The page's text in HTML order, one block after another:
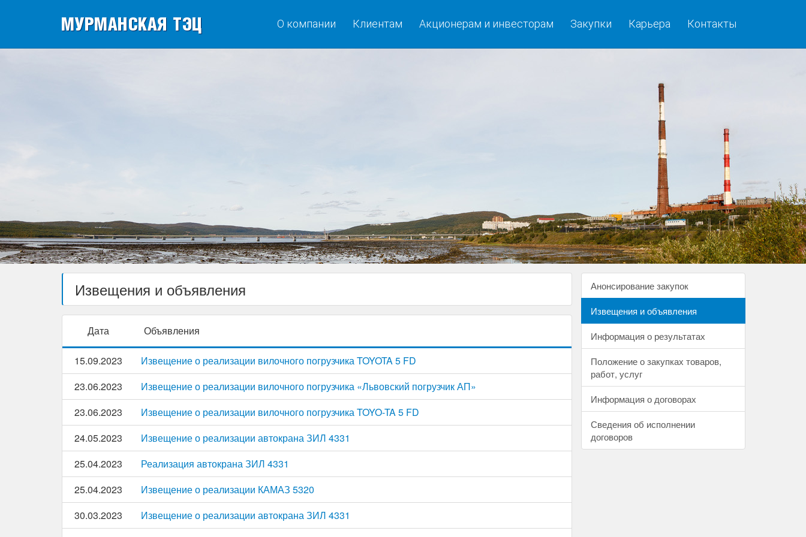
МУРМАНСКАЯ ТЭЦ О компании Клиентам Акционерам и инвесторам Закупки Карьера Контакты
Анонсирование закупок
Извещения и объявления
Информация о результатах
Положение о закупках товаров,
работ, услуг
Информация о договорах
Сведения об исполнении
договоров
Извещения и объявления
Дата Объявления
15.09.2023
Извещение о реализации вилочного погрузчика TOYOTA 5 FD
23.06.2023
Извещение о реализации вилочного погрузчика «Львовский погрузчик АП»
23.06.2023
Извещение о реализации вилочного погрузчика TOYO-TA 5 FD
24.05.2023
Извещение о реализации автокрана ЗИЛ 4331
25.04.2023
Реализация автокрана ЗИЛ 4331
25.04.2023
Извещение о реализации КАМАЗ 5320
30.03.2023
Извещение о реализации автокрана ЗИЛ 4331